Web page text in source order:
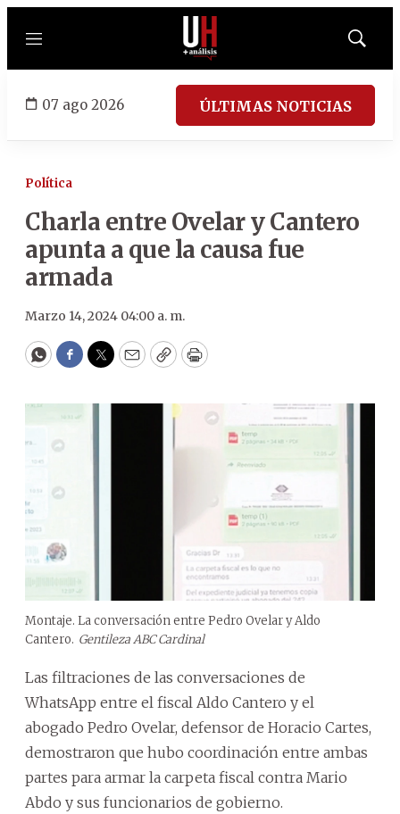
Menú
Mostrar
07 ago 2026 ÚLTIMAS NOTICIAS
Política
Charla entre Ovelar y Cantero
apunta a que la causa fue
armada
Marzo 14, 2024 04:00 a. m.
WhatsApp
Facebook
Twitter
EmailCopyPrint
Montaje. La conversación entre Pedro Ovelar y Aldo
Cantero. Gentileza ABC Cardinal
Las filtraciones de las conversaciones de
WhatsApp entre el fiscal Aldo Cantero y el
abogado Pedro Ovelar, defensor de Horacio Cartes,
demostraron que hubo coordinación entre ambas
partes para armar la carpeta fiscal contra Mario
Abdo y sus funcionarios de gobierno.